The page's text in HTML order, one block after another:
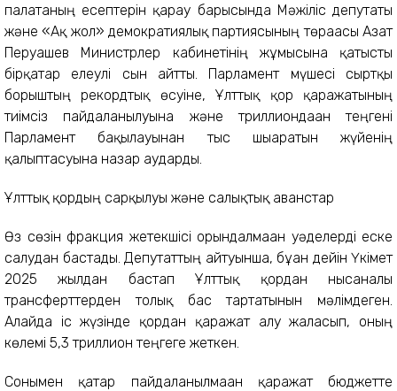
палатаның есептерін қарау барысында Мәжіліс депутаты
және «Ақ жол» демократиялық партиясының төрағасы Азат
Перуашев Министрлер кабинетінің жұмысына қатысты
бірқатар елеулі сын айтты. Парламент мүшесі сыртқы
борыштың рекордтық өсуіне, Ұлттық қор қаражатының
тиімсіз пайдаланылуына және триллиондаған теңгені
Парламент бақылауынан тыс шығаратын жүйенің
қалыптасуына назар аударды.
Ұлттық қордың сарқылуы және салықтық аванстар
Өз сөзін фракция жетекшісі орындалмаған уәделерді еске
салудан бастады. Депутаттың айтуынша, бұған дейін Үкімет
2025 жылдан бастап Ұлттық қордан нысаналы
трансферттерден толық бас тартатынын мәлімдеген.
Алайда іс жүзінде қордан қаражат алу жалғасып, оның
көлемі 5,3 триллион теңгеге жеткен.
Сонымен қатар пайдаланылмаған қаражат бюджетте